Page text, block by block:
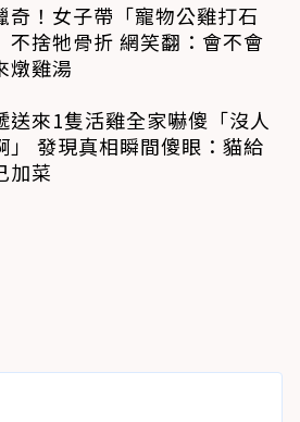
奇！女子帶「寵物公雞打石
不捨牠骨折 網笑翻：會不會
燉雞湯
送來1隻活雞全家嚇傻「沒人
」 發現真相瞬間傻眼：貓給
加菜